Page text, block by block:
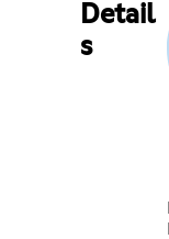
Detail
s